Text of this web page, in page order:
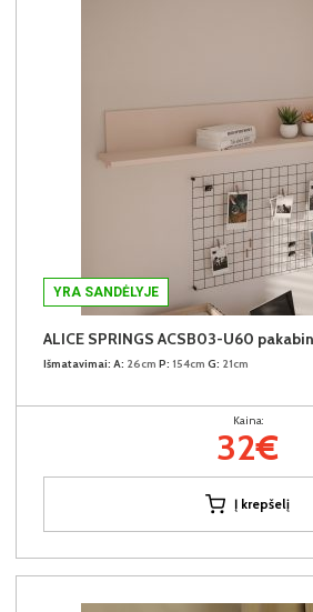
YRA SANDĖLYJE
ALICE SPRINGS ACSB03-U60
Išmatavimai: A: 26cm P: 154cm G: 21cm
Kaina:
32€
Į krepšelį